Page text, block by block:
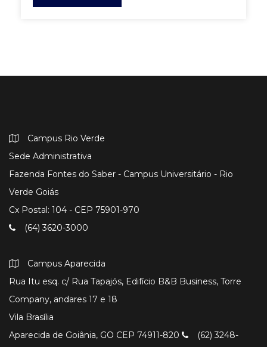
Campus Rio Verde
Sede Administrativa
Fazenda Fontes do Saber - Campus Universitário - Rio
Verde Goiás
Cx Postal: 104 - CEP 75901-970
(64) 3620-3000
Campus Aparecida
Rua Itu esq. c/ Rua Tapajós, Edifício B&B Business, Torre
Company, andares 17 e 18
Vila Brasília
Aparecida de Goiânia, GO CEP 74911-820
(62) 3248-